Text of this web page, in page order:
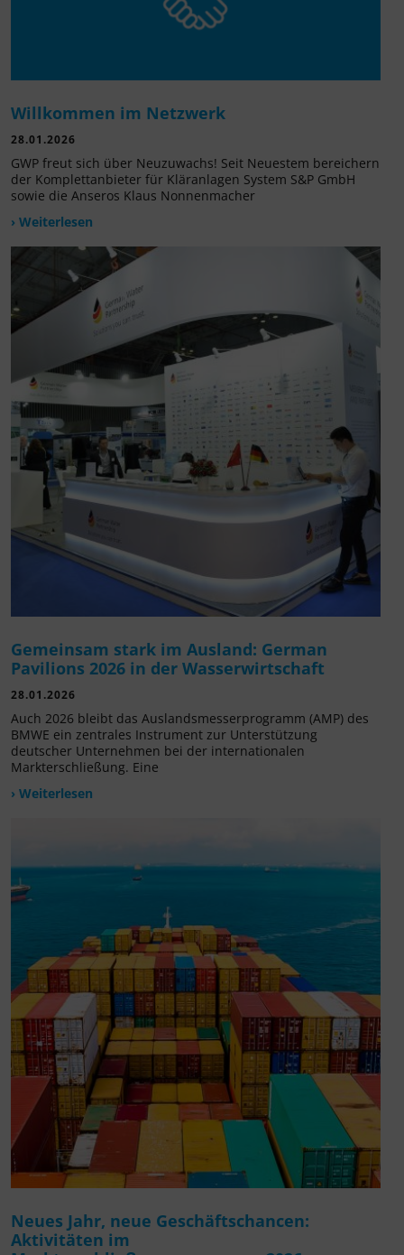
Willkommen im Netzwerk
28.01.2026
GWP freut sich über Neuzuwachs! Seit Neuestem bereichern
der Komplettanbieter für Kläranlagen System S&P GmbH
sowie die Anseros Klaus Nonnenmacher
› Weiterlesen
Gemeinsam stark im Ausland: German
Pavilions 2026 in der Wasserwirtschaft
28.01.2026
Auch 2026 bleibt das Auslandsmesserprogramm (AMP) des
BMWE ein zentrales Instrument zur Unterstützung
deutscher Unternehmen bei der internationalen
Markterschließung. Eine
› Weiterlesen
Neues Jahr, neue Geschäftschancen:
Aktivitäten im